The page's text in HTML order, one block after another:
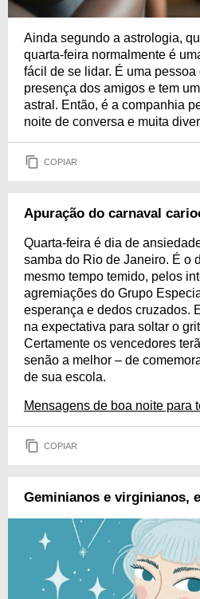
Ainda segundo a astrologia,
quarta-feira normalmente é
fácil de se lidar. É uma
presença dos amigos e tem
astral. Então, é a companhia
noite de conversa e muita
COPIAR
Apuração do carnaval
Quarta-feira é dia de
samba do Rio de Janeiro. É o
mesmo tempo temido, pelos
agremiações do Grupo
esperança e dedos cruzados.
na expectativa para soltar o
Certamente os vencedores
senão a melhor – de
de sua escola.
Mensagens de boa noite para
COPIAR
Geminianos e virginianos,